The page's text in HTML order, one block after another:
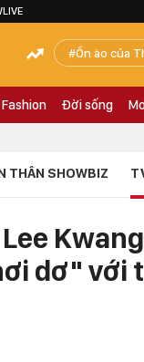
Ồn ào của
Đời sống
THÂN SHOWBIZ
dơ" với